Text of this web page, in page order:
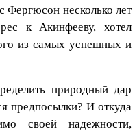
несколько лет
к Акинфееву, хотел
из самых успешных и
природный дар
предпосылки? И откуда
своей надежности,